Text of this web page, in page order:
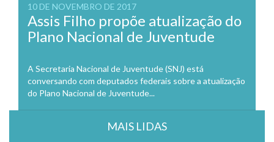
10 DE NOVEMBRO DE 2017
Assis Filho propõe atualização do
Plano Nacional de Juventude
A Secretaria Nacional de Juventude (SNJ) está
conversando com deputados federais sobre a atualização
do Plano Nacional de Juventude...
MAIS LIDAS